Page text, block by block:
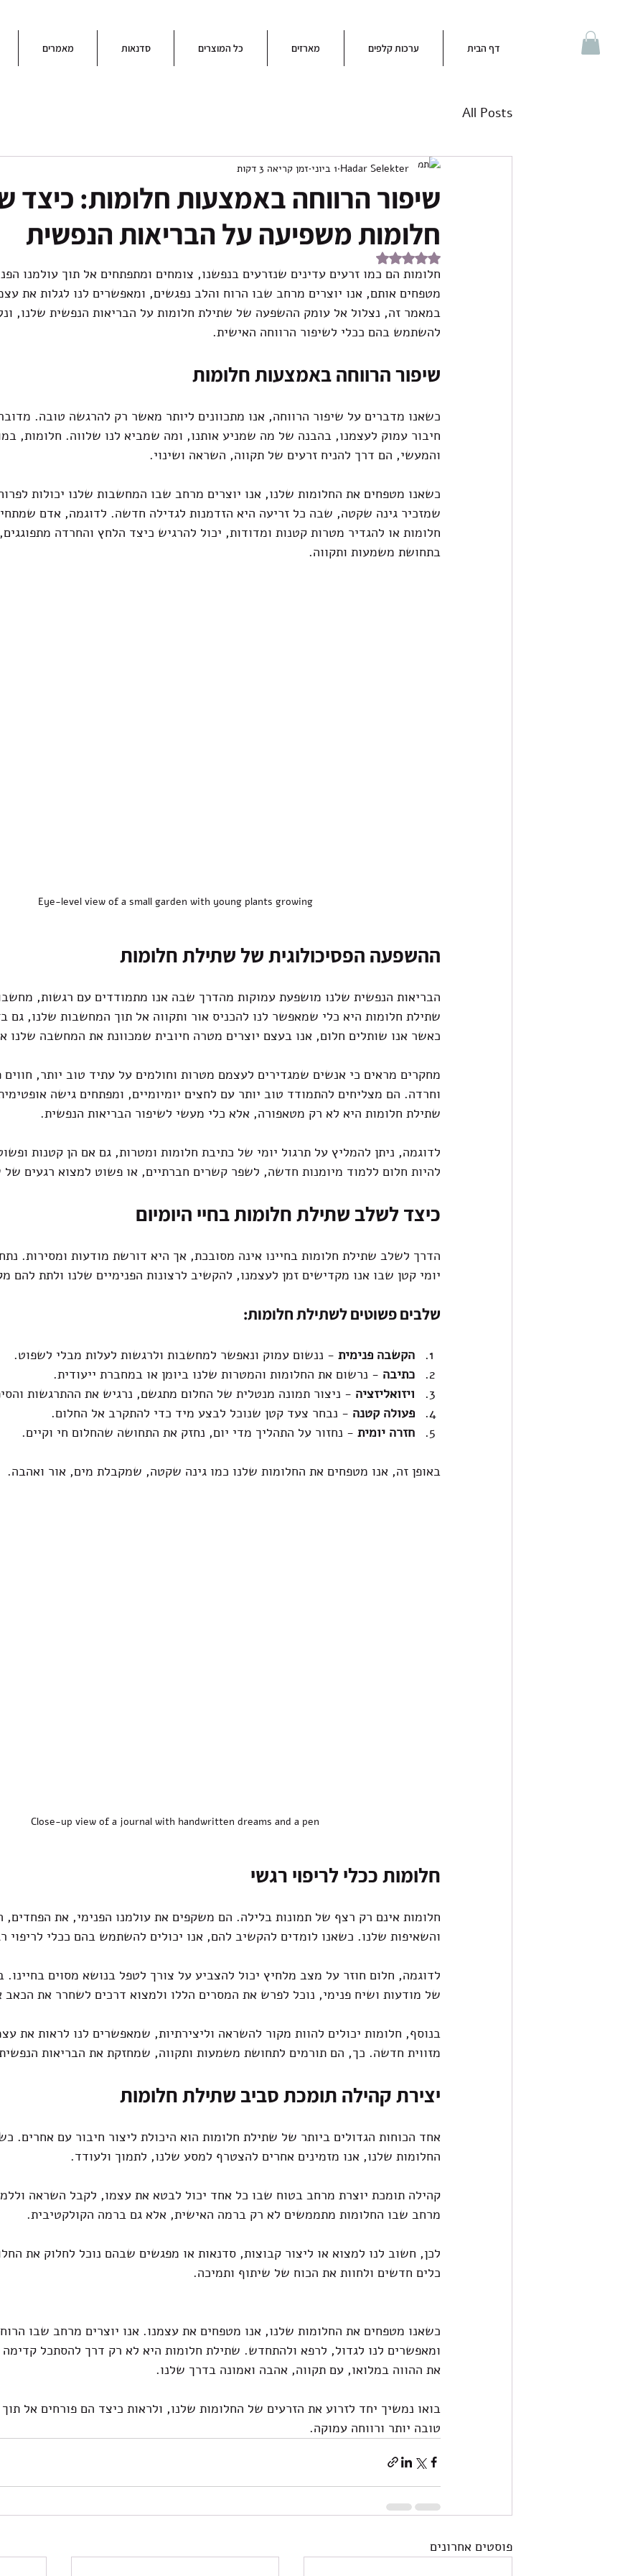
דף הבית ערכות קלפים מארזים כל המוצרים סדנאות מאמרים
All Posts
שיפור הרווחה באמצעות חלומות: כיצד
חלומות משפיעה על הבריאות הנפשית
Hadar Selekter 1 ביוני זמן קריאה 3 דקות
דירוג של NaN מתוך 5 כוכבים
חלומות הם כמו זרעים עדינים שנזרעים בנפשנו, צומחים ומתפתחים אל תוך עולמנו
מטפחים אותם, אנו יוצרים מרחב שבו הרוח והלב נפגשים, ומאפשרים לנו לגלות את
במאמר זה, נצלול אל עומק ההשפעה של שתילת חלומות על הבריאות הנפשית שלנו,
להשתמש בהם ככלי לשיפור הרווחה האישית.
שיפור הרווחה באמצעות חלומות
כשאנו מדברים על שיפור הרווחה, אנו מתכוונים ליותר מאשר רק להרגשה טובה.
חיבור עמוק לעצמנו, בהבנה של מה שמניע אותנו, ומה שמביא לנו שלווה. חלומות,
והמעשי, הם דרך להניח זרעים של תקווה, השראה ושינוי.
כשאנו מטפחים את החלומות שלנו, אנו יוצרים מרחב שבו המחשבות שלנו יכולות
שמזכיר גינה שקטה, שבה כל זריעה היא הזדמנות לגדילה חדשה. לדוגמה, אדם
חלומות או להגדיר מטרות קטנות ומדודות, יכול להרגיש כיצד הלחץ והחרדה
בתחושת משמעות ותקווה.
Eye-level view of a small garden with young plants growing
ההשפעה הפסיכולוגית של שתילת חלומות
הבריאות הנפשית שלנו מושפעת עמוקות מהדרך שבה אנו מתמודדים עם רגשות,
שתילת חלומות היא כלי שמאפשר לנו להכניס אור ותקווה אל תוך המחשבות שלנו, גם
כאשר אנו שותלים חלום, אנו בעצם יוצרים מטרה חיובית שמכוונת את המחשבה שלנו
מחקרים מראים כי אנשים שמגדירים לעצמם מטרות וחולמים על עתיד טוב יותר,
וחרדה. הם מצליחים להתמודד טוב יותר עם לחצים יומיומיים, ומפתחים גישה
שתילת חלומות היא לא רק מטאפורה, אלא כלי מעשי לשיפור הבריאות הנפשית.
לדוגמה, ניתן להמליץ על תרגול יומי של כתיבת חלומות ומטרות, גם אם הן קטנות
להיות חלום ללמוד מיומנות חדשה, לשפר קשרים חברתיים, או פשוט למצוא רגעים
כיצד לשלב שתילת חלומות בחיי היומיום
הדרך לשלב שתילת חלומות בחיינו אינה מסובכת, אך היא דורשת מודעות ומסירות.
יומי קטן שבו אנו מקדישים זמן לעצמנו, להקשיב לרצונות הפנימיים שלנו ולתת להם
שלבים פשוטים לשתילת חלומות:
הקשבה פנימית - ננשום עמוק ונאפשר למחשבות ולרגשות לעלות מבלי לשפוט.
כתיבה - נרשום את החלומות והמטרות שלנו ביומן או במחברת ייעודית.
ויזואליזציה - ניצור תמונה מנטלית של החלום מתגשם, נרגיש את ההתרגשות
פעולה קטנה - נבחר צעד קטן שנוכל לבצע מיד כדי להתקרב אל החלום.
חזרה יומית - נחזור על התהליך מדי יום, נחזק את התחושה שהחלום חי וקיים.
באופן זה, אנו מטפחים את החלומות שלנו כמו גינה שקטה, שמקבלת מים, אור ואהבה.
Close-up view of a journal with handwritten dreams and a pen
חלומות ככלי לריפוי רגשי
חלומות אינם רק רצף של תמונות בלילה. הם משקפים את עולמנו הפנימי, את הפחדים,
והשאיפות שלנו. כשאנו לומדים להקשיב להם, אנו יכולים להשתמש בהם ככלי לריפוי
לדוגמה, חלום חוזר על מצב מלחיץ יכול להצביע על צורך לטפל בנושא מסוים
של מודעות ושיח פנימי, נוכל לפרש את המסרים הללו ולמצוא דרכים לשחרר את
בנוסף, חלומות יכולים להוות מקור להשראה וליצירתיות, שמאפשרים לנו לראות את
מזווית חדשה. כך, הם תורמים לתחושת משמעות ותקווה, שמחזקת את הבריאות
יצירת קהילה תומכת סביב שתילת חלומות
אחד הכוחות הגדולים ביותר של שתילת חלומות הוא היכולת ליצור חיבור עם אחרים.
החלומות שלנו, אנו מזמינים אחרים להצטרף למסע שלנו, לתמוך ולעודד.
קהילה תומכת יוצרת מרחב בטוח שבו כל אחד יכול לבטא את עצמו, לקבל השראה
מרחב שבו החלומות מתממשים לא רק ברמה האישית, אלא גם ברמה הקולקטיבית.
לכן, חשוב לנו למצוא או ליצור קבוצות, סדנאות או מפגשים שבהם נוכל לחלוק את
כלים חדשים ולחוות את הכוח של שיתוף ותמיכה.
כשאנו מטפחים את החלומות שלנו, אנו מטפחים את עצמנו. אנו יוצרים מרחב שבו
ומאפשרים לנו לגדול, לרפא ולהתחדש. שתילת חלומות היא לא רק דרך להסתכל
את ההווה במלואו, עם תקווה, אהבה ואמונה בדרך שלנו.
בואו נמשיך יחד לזרוע את הזרעים של החלומות שלנו, ולראות כיצד הם פורחים אל
טובה יותר ורווחה עמוקה.
פוסטים אחרונים